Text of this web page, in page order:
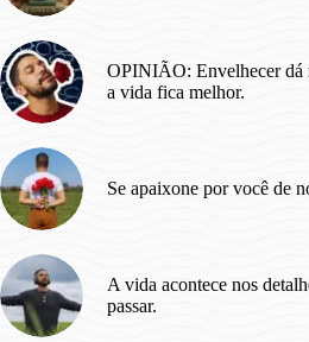
OPINIÃO: Envelhecer dá
a vida fica melhor.
Se apaixone por você de
A vida acontece nos
passar.